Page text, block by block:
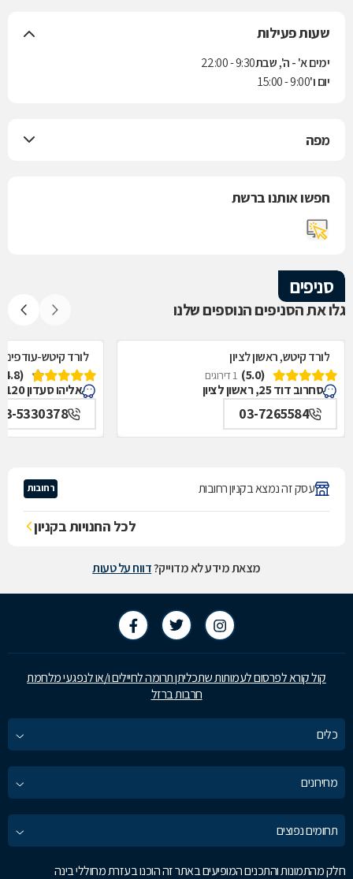
שעות פעילות
ימים א' - ה', שבת9:30 - 22:00
יום ו'9:00 - 15:00
מפה
חפשו אותנו ברשת
סניפים
גלו את הסניפים הנוספים שלנו
לורד קיטש, ראשון לציון
(5.0)
1 דירוגים
סחרוב דוד 25, ראשון לציון
03-7265584
לורד קיטש-עודפים,
(4.8)
אליהו סעדון 120, אור יהודה
5330378
עסק זה נמצא בקניון רחובות רחובות
לכל החנויות בקניון
מצאת מידע לא מדוייק?דווח על טעות
קול קורא לפרסום לעמותות שתכליתן תרומה לחיילים ו/או לנפגעי מלחמת
חרבות ברזל
כלים
מחירונים
תחומים נפוצים
חלק מהתמונות והתכנים המופיעים באתר זה הוכנו בעזרת מחוללי בינה